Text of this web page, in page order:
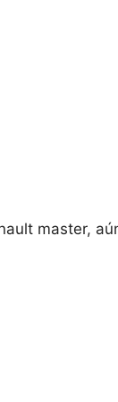
master,